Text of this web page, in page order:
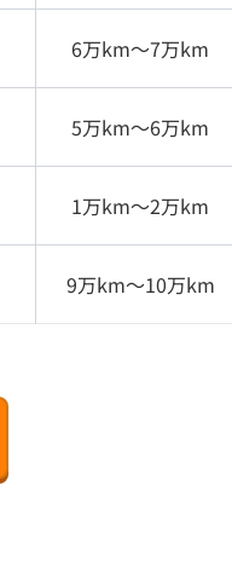
6万km〜7万km
5万km〜6万km
1万km〜2万km
9万km〜10万km